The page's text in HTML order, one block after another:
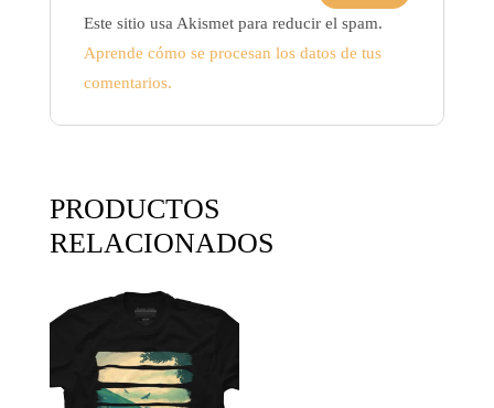
Este sitio usa Akismet para reducir el spam.
Aprende cómo se procesan los datos de tus
comentarios.
PRODUCTOS
RELACIONADOS